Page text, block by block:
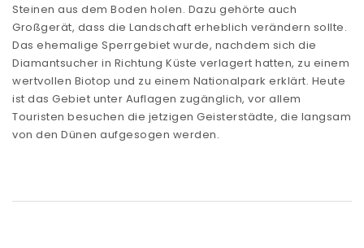
Steinen aus dem Boden holen. Dazu gehörte auch
Großgerät, dass die Landschaft erheblich verändern sollte.
Das ehemalige Sperrgebiet wurde, nachdem sich die
Diamantsucher in Richtung Küste verlagert hatten, zu einem
wertvollen Biotop und zu einem Nationalpark erklärt. Heute
ist das Gebiet unter Auflagen zugänglich, vor allem
Touristen besuchen die jetzigen Geisterstädte, die langsam
von den Dünen aufgesogen werden.